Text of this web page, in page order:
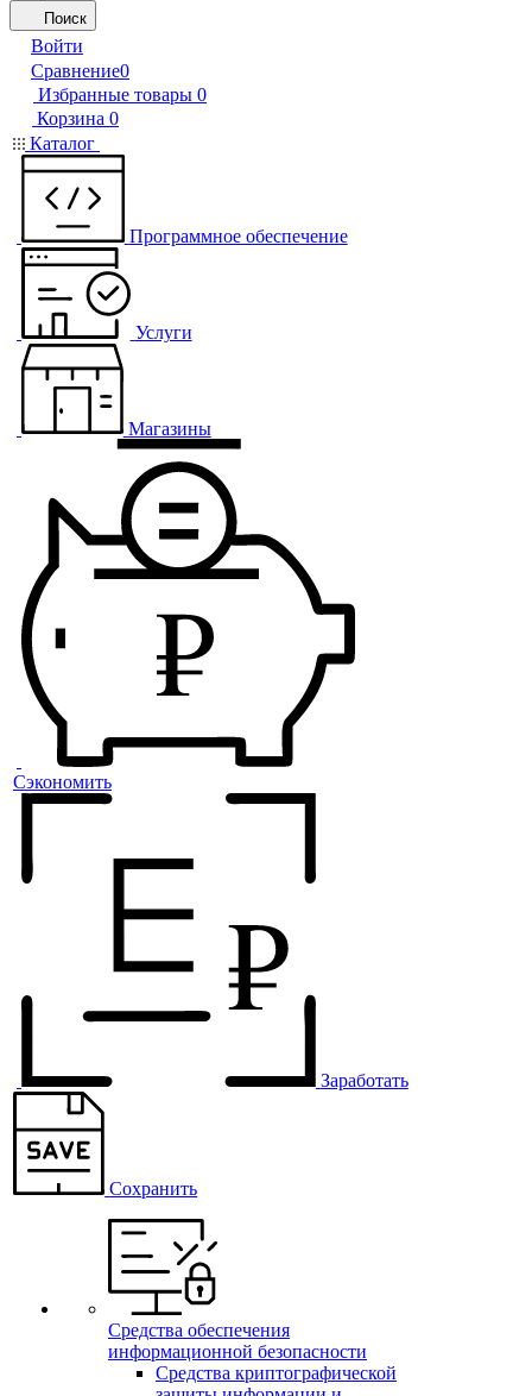
Поиск
Войти
Сравнение0
Избранные товары 0
Корзина 0
Каталог
Программное обеспечение
Услуги
Магазины
Сэкономить
Заработать
Сохранить
Средства обеспечения
информационной безопасности
Средства криптографической